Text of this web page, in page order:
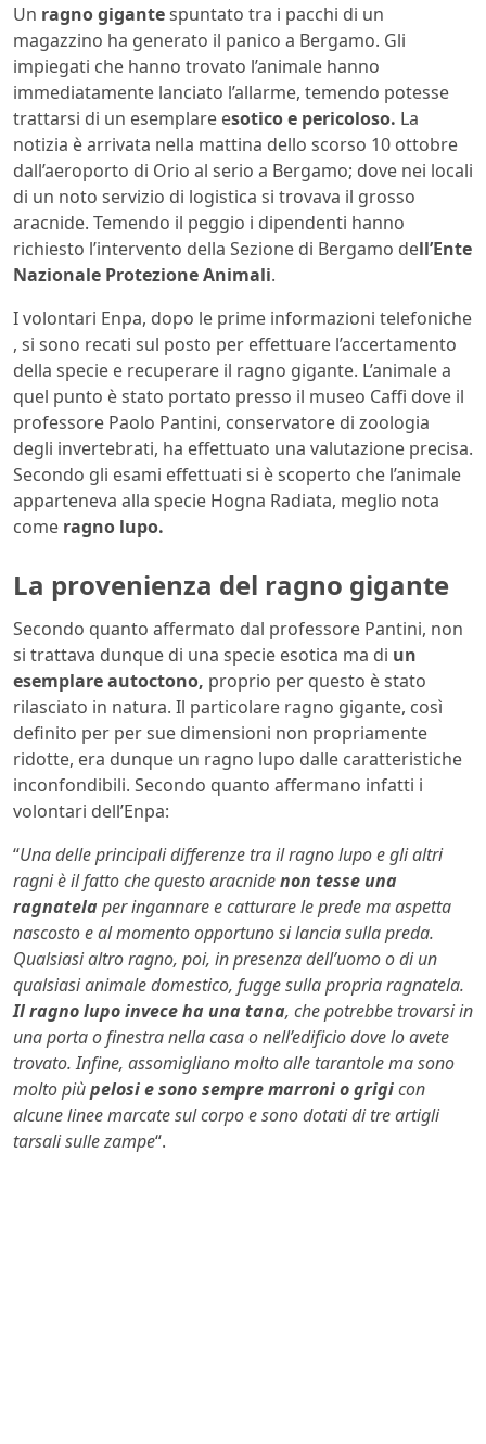
Un ragno gigantespuntato tra i pacchi di un
magazzino ha generato il panico a Bergamo. Gli
impiegati che hanno trovato l’animale hanno
immediatamente lanciato l’allarme, temendo potesse
trattarsi di un esemplare esotico e pericoloso. La
notizia è arrivata nella mattina dello scorso 10 ottobre
dall’aeroporto di Orio al serio a Bergamo; dove nei locali
di un noto servizio di logistica si trovava il grosso
aracnide. Temendo il peggio i dipendenti hanno
richiesto l’intervento della Sezione di Bergamo dell’Ente
Nazionale Protezione Animali.
I volontari Enpa, dopo le prime informazioni telefoniche
, si sono recati sul posto per effettuare l’accertamento
della specie e recuperare il ragno gigante. L’animale a
quel punto è stato portato presso il museo Caffi dove il
professore Paolo Pantini, conservatore di zoologia
degli invertebrati, ha effettuato una valutazione precisa.
Secondo gli esami effettuati si è scoperto che l’animale
apparteneva alla specie Hogna Radiata, meglio nota
come ragno lupo.
La provenienza del ragno gigante
Secondo quanto affermato dal professore Pantini, non
si trattava dunque di una specie esotica ma di un
esemplare autoctono, proprio per questo è stato
rilasciato in natura. Il particolare ragno gigante, così
definito per per sue dimensioni non propriamente
ridotte, era dunque un ragno lupo dalle caratteristiche
inconfondibili. Secondo quanto affermano infatti i
volontari dell’Enpa:
“Una delle principali differenze tra il ragno lupo e gli altri
ragni è il fatto che questo aracnidenon tesse una
ragnatelaper ingannare e catturare le prede ma aspetta
nascosto e al momento opportuno si lancia sulla preda.
Qualsiasi altro ragno, poi, in presenza dell’uomo o di un
qualsiasi animale domestico, fugge sulla propria ragnatela.
Il ragno lupo invece ha una tana, che potrebbe trovarsi in
una porta o finestra nella casa o nell’edificio dove lo avete
trovato. Infine, assomigliano molto alle tarantole ma sono
molto piùpelosi e sono sempre marroni o grigicon
alcune linee marcate sul corpo e sono dotati di tre artigli
tarsali sulle zampe“.